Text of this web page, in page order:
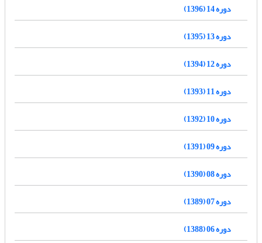
دوره 14 (1396)
دوره 13 (1395)
دوره 12 (1394)
دوره 11 (1393)
دوره 10 (1392)
دوره 09 (1391)
دوره 08 (1390)
دوره 07 (1389)
دوره 06 (1388)